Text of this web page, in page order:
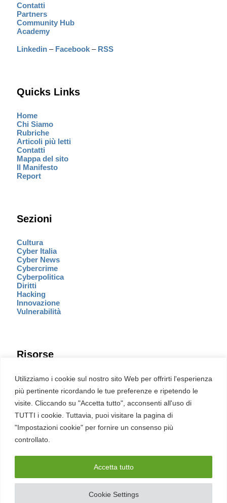
Utilizziamo i cookie sul nostro sito Web per offrirti l'esperienza
più pertinente ricordando le tue preferenze e ripetendo le
visite. Cliccando su "Accetta tutto", acconsenti all'uso di
TUTTI i cookie. Tuttavia, puoi visitare la pagina di
"Impostazioni cookie" per fornire un consenso più
controllato.
Cookie Settings
Accetta tutto
Contatti
Partners
Community Hub
Academy
Linkedin – Facebook – RSS
Quicks Links
Home
Chi Siamo
Rubriche
Articoli più letti
Contatti
Mappa del sito
Il Manifesto
Report
Sezioni
Cultura
Cyber Italia
Cyber News
Cybercrime
Cyberpolitica
Diritti
Hacking
Innovazione
Vulnerabilità
Risorse
Eventi
Fumetto Cyber
Newsletter
Servizi
Pubblicità
English
Ultime CVE critiche
2026 – REDHOTCYBER Srl. Tutti i diritti riservati